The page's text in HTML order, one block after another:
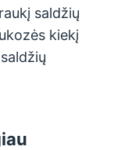
saldžių
kiekį